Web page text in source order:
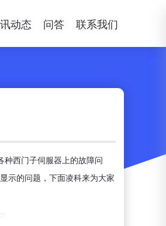
动态 问答 联系我们
种西门子伺服器上的故障问
示的问题，下面凌科来为大家